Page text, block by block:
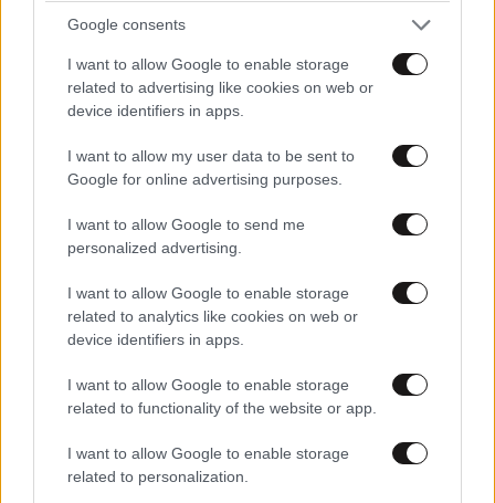
Google consents
I want to allow Google to enable storage
related to advertising like cookies on web or
device identifiers in apps.
I want to allow my user data to be sent to
Google for online advertising purposes.
I want to allow Google to send me
personalized advertising.
I want to allow Google to enable storage
related to analytics like cookies on web or
device identifiers in apps.
I want to allow Google to enable storage
related to functionality of the website or app.
I want to allow Google to enable storage
related to personalization.
Μήπως μπορεί να μου πει κάποιος πότε το ΚΚΕ και ο
αλλοδαπών που δολοφόνησαν Έλληνα; Τώρα την
τελευταία εβδομάδα όλο ανακοινώσεις υπερ των
Απαντήστε
Άντε με το καλό 2% στις επόμενες εκλογές
Απαντήστε